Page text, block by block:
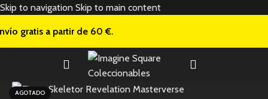
Skip to navigation Skip to main content
gratis a partir de 60 €.
AGOTADO